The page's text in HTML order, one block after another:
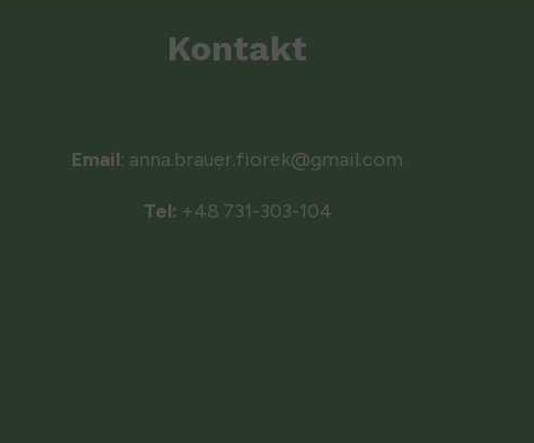
Kontakt
Email: anna.brauer.fiorek@gmail.com
Tel: +48 731-303-104